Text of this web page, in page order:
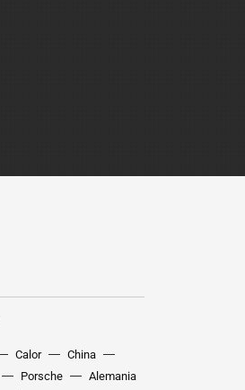
Calor
China
Porsche
Alemania